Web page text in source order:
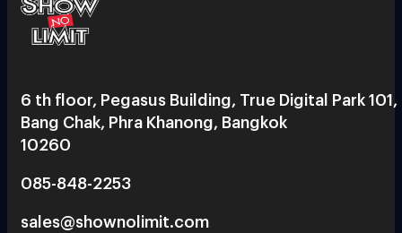
6 th floor, Pegasus Building, True Digital Park 101,
Bang Chak, Phra Khanong, Bangkok
10260
085-848-2253
sales@shownolimit.com